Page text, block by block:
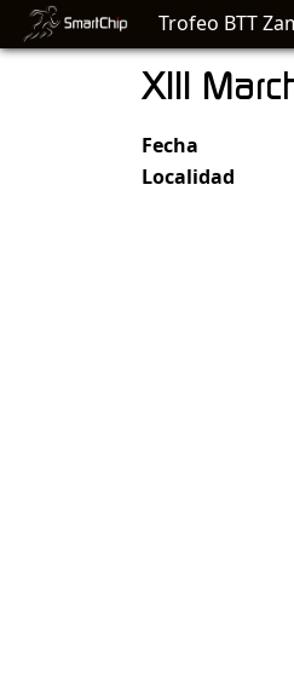
Trofeo BTT
XIII
Fecha
Localidad